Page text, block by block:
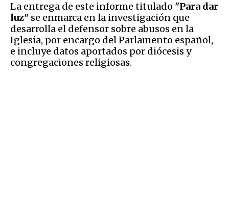
La entrega de este informe titulado "Para dar
luz" se enmarca en la investigación que
desarrolla el defensor sobre abusos en la
Iglesia, por encargo del Parlamento español,
e incluye datos aportados por diócesis y
congregaciones religiosas.